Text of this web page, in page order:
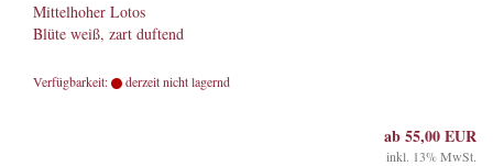
Mittelhoher Lotos
Blüte weiß, zart duftend
Verfügbarkeit: derzeit nicht lagernd
ab 55,00 EUR
inkl. 13% MwSt.